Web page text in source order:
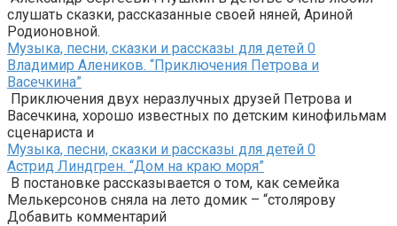
слушать сказки, рассказанные своей няней, Ариной
Родионовной.
Музыка, песни, сказки и рассказы для детей 0
Владимир Алеников. “Приключения Петрова и
Васечкина”
Приключения двух неразлучных друзей Петрова и
Васечкина, хорошо известных по детским кинофильмам
сценариста и
Музыка, песни, сказки и рассказы для детей 0
Астрид Линдгрен. “Дом на краю моря”
В постановке рассказывается о том, как семейка
Мелькерсонов сняла на лето домик – “столярову
Добавить комментарий